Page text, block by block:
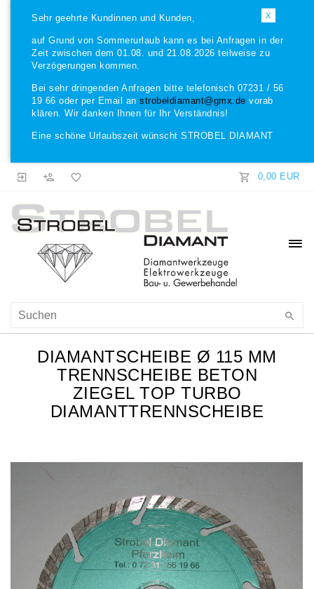
X
Sehr geehrte Kundinnen und Kunden,
auf Grund von Sommerurlaub kann es bei Anfragen in der
Zeit zwischen dem 01.08. und 21.08.2026 teilweise zu
Verzögerungen kommen.
Bei sehr dringenden Anfragen bitte telefonisch 07231 / 56
19 66 oder per Email an strobeldiamant@gmx.de vorab
klären. Wir danken Ihnen für Ihr Verständnis!
Eine schöne Urlaubszeit wünscht STROBEL DIAMANT
0,00 EUR
DIAMANTSCHEIBE Ø 115 MM
TRENNSCHEIBE BETON
ZIEGEL TOP TURBO
DIAMANTTRENNSCHEIBE